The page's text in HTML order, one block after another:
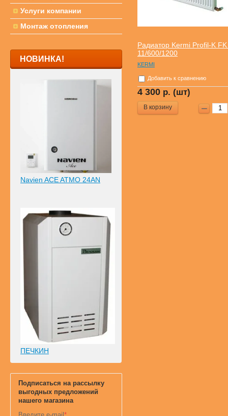
Услуги компании
Монтаж отопления
НОВИНКА!
Navien ACE ATMO 24AN
ПЕЧКИН
Подписаться на рассылку
выгодных предложений
нашего магазина
Радиатор Kermi Profil-K
11/600/1200
KERMI
Добавить к сравнению
4 300 р. (шт)
В корзину